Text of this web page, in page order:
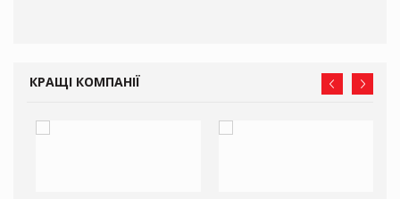
КРАЩІ КОМПАНІЇ